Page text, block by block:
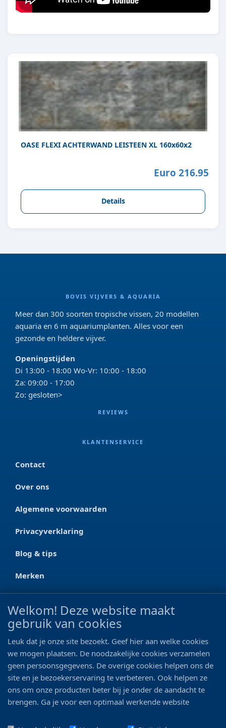
OASE FLEXI ACHTERWAND LEISTEEN XL 160x60x2
Euro 216.95
Details
BOVIS VIJVERS & AQUARIA
Meer dan 300 soorten tropische vissen, 20 modellen
aquaria en 6 m aquariumplanten. Alles voor een
gezonde en heldere vijver.
Openingstijden
Di 13:00 - 18:00 Wo-Vr: 10:00 - 18:00
Za: 09:00 - 17:00
Zo: gesloten>
REVIEWS
KLANTENSERVICE
Contact
Over ons
Algemene voorwaarden
Privacyverklaring
Blog & tips
Merken
CONTACT
Ootmarsumseweg 125a
0546 - 622 990
06 - 11 19 81 42
info@bo-vis.nl
Welkom! Deze website maakt
gebruik van cookies
Leuk dat je onze site bezoekt. Geef hier aan welke cookies
we mogen plaatsen. De noodzakelijke cookies verzamelen
geen persoonsgegevens. De overige cookies helpen ons de
site en je bezoekerservaring te verbeteren. Ook helpen ze
ons om onze producten beter bij je onder de aandacht te
brengen. Ga je voor een optimaal werkende website